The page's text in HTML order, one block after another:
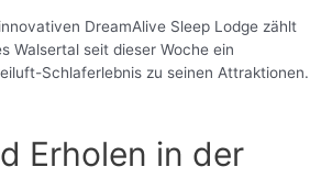
DreamAlive Sleep Lodge zählt
Walsertal seit dieser Woche ein
Schlaferlebnis zu seinen Attraktionen.
Erholen in der